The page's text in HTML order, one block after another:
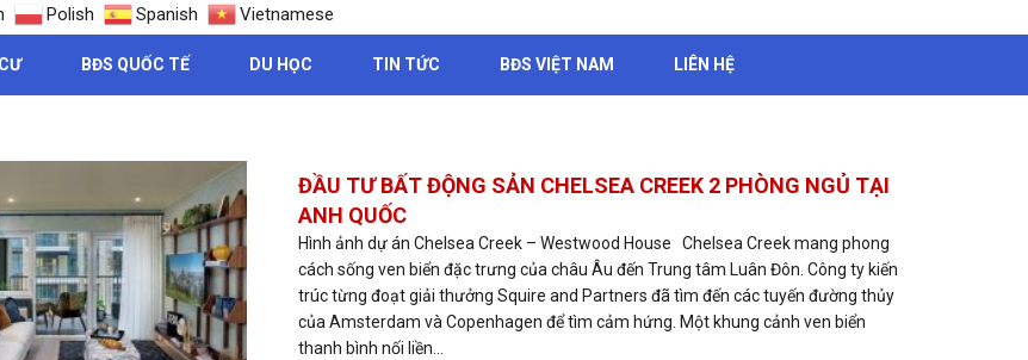
Polish Spanish Vietnamese
BĐS QUỐC TẾ DU HỌC TIN TỨC BĐS VIỆT NAM LIÊN HỆ
ĐẦU TƯ BẤT ĐỘNG SẢN CHELSEA CREEK 2 PHÒNG NGỦ TẠI
ANH QUỐC
Hình ảnh dự án Chelsea Creek – Westwood House Chelsea Creek mang phong
cách sống ven biển đặc trưng của châu Âu đến Trung tâm Luân Đôn. Công ty kiến
trúc từng đoạt giải thưởng Squire and Partners đã tìm đến các tuyến đường thủy
của Amsterdam và Copenhagen để tìm cảm hứng. Một khung cảnh ven biển
thanh bình nối liền...